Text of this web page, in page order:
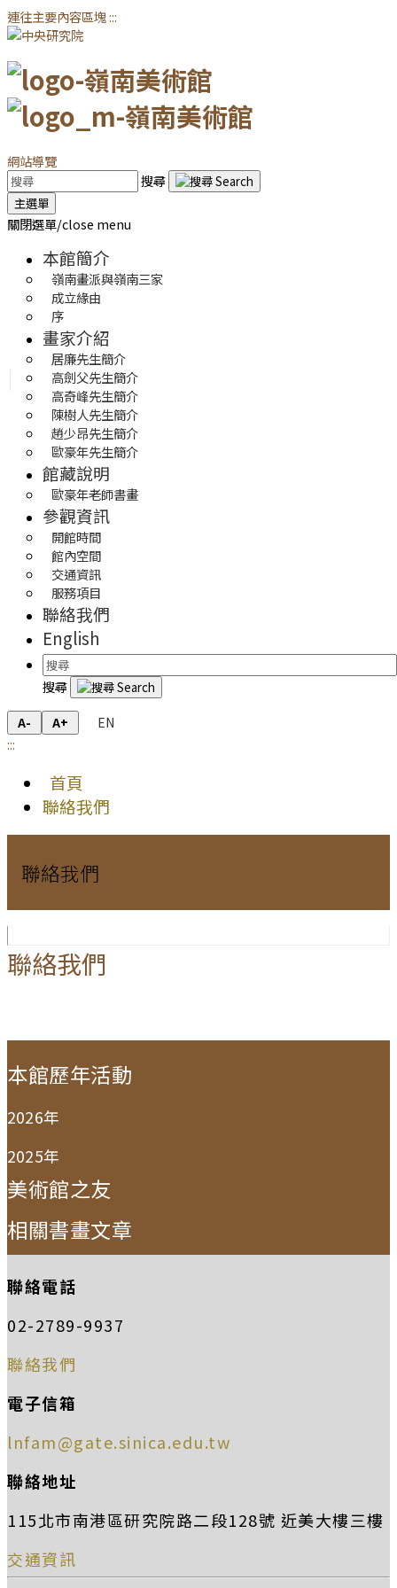
連往主要內容區塊:::
網站導覽
搜尋
主選單
關閉選單/close menu
本館簡介
嶺南畫派與嶺南三家
成立緣由
序
畫家介紹
居廉先生簡介
高劍父先生簡介
高奇峰先生簡介
陳樹人先生簡介
趙少昂先生簡介
歐豪年先生簡介
館藏說明
歐豪年老師書畫
參觀資訊
開館時間
館內空間
交通資訊
服務項目
聯絡我們
English
搜尋
A- A+
EN
:::
首頁
聯絡我們
聯絡我們
聯絡我們
本館歷年活動
2026年
2025年
美術館之友
相關書畫文章
聯絡電話
02-2789-9937
聯絡我們
電子信箱
lnfam@gate.sinica.edu.tw
聯絡地址
115北市南港區研究院路二段128號 近美大樓三樓
交通資訊